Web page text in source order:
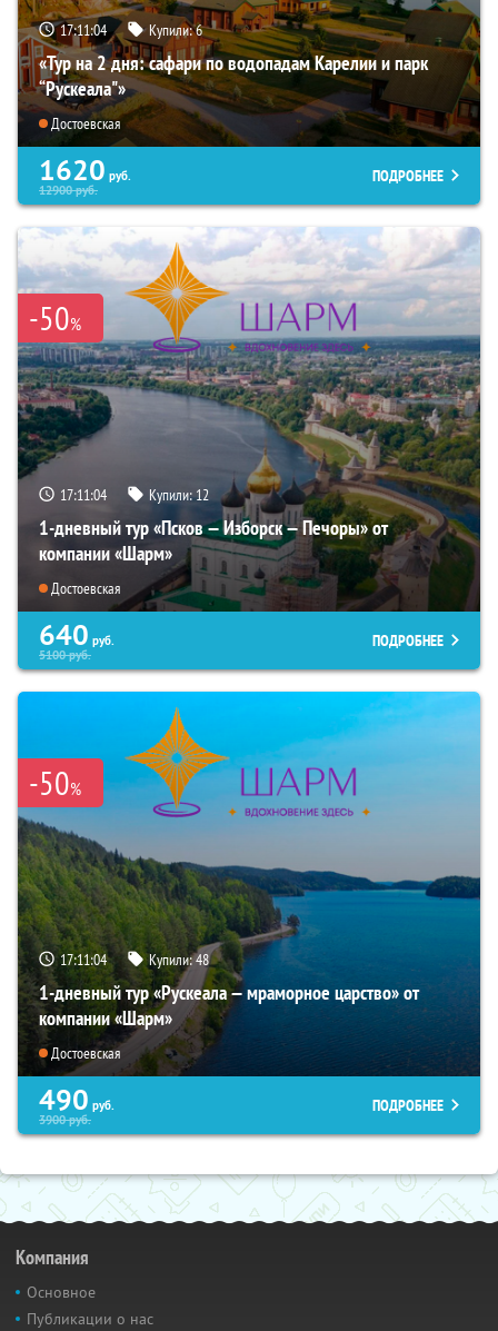
17:11:03 Купили:6
«Тур на 2 дня: сафари по водопадам Карелии и парк
“Рускеала"»
Достоевская
1620 руб.
12900руб.
ПОДРОБНЕЕ
-50%
17:11:03 Купили:12
1-дневный тур «Псков — Изборск — Печоры» от
компании «Шарм»
Достоевская
640 руб.
5100руб.
ПОДРОБНЕЕ
-50%
17:11:03 Купили:48
1-дневный тур «Рускеала — мраморное царство» от
компании «Шарм»
Достоевская
490 руб.
3900руб.
ПОДРОБНЕЕ
Компания
Основное
Публикации о нас